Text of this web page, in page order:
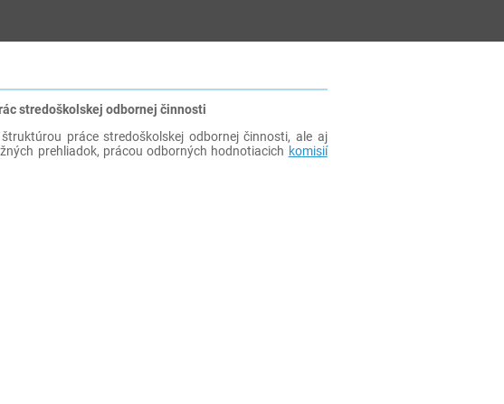
stredoškolskej odbornej činnosti
práce stredoškolskej odbornej činnosti, ale aj
prehliadok, prácou odborných hodnotiacich komisií